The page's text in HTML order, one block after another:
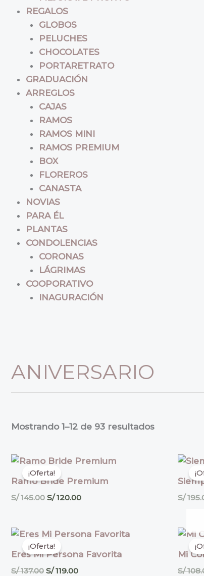
REGALOS
GLOBOS
PELUCHES
CHOCOLATES
PORTARETRATO
GRADUACIÓN
ARREGLOS
CAJAS
RAMOS
RAMOS MINI
RAMOS PREMIUM
BOX
FLOREROS
CANASTA
NOVIAS
PARA ÉL
PLANTAS
CONDOLENCIAS
CORONAS
LÁGRIMAS
COOPORATIVO
INAGURACIÓN
ANIVERSARIO
Mostrando 1–12 de 93 resultados
¡Oferta!
Ramo Bride Premium
S/145.00
El
original
era:
S/ 145.00.
S/120.00
El
actual
es:
S/ 120.00.
S/
¡Oferta!
Eres Mi Persona Favorita
S/137.00
El
precio
original
era:
S/ 137.00.
S/119.00
El
actual
es:
S/ 119.00.
Mi
S/